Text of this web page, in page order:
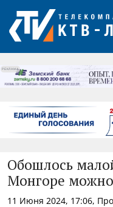
РЕКЛАМА
Обошлось
Монгоре можно
11 Июня 2024, 17:06,